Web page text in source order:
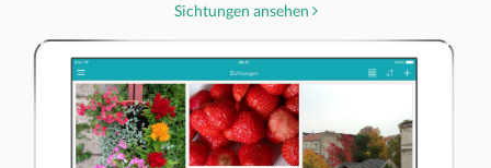
Sichtungen ansehen